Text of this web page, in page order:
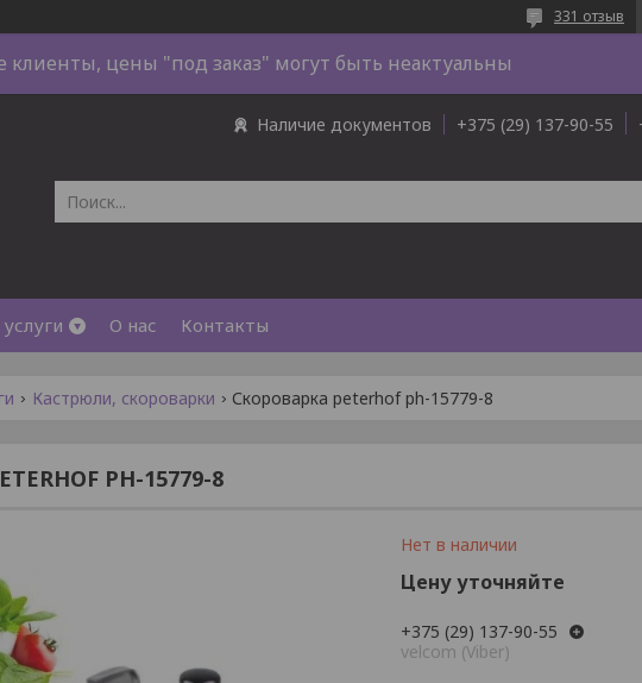
331 отзыв
клиенты, цены "под заказ" могут быть неактуальны
Наличие документов +375 (29) 137-90-55
О нас Контакты
Кастрюли, скороварки Скороварка peterhof ph-15779-8
PH-15779-8
Нет в наличии
Цену уточняйте
+375 (29) 137-90-55
velcom (Viber)